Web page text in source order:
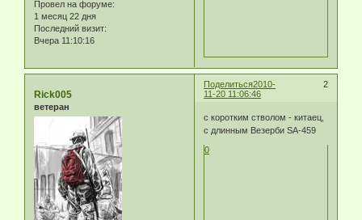
Провел на форуме:
1 месяц 22 дня
Последний визит:
Вчера 11:10:16
Поделиться 2
2010-
11-20 11:06:46
Rick005
ветеран
с коротким стволом - китаец,
с длинным Везерби SA-459
0